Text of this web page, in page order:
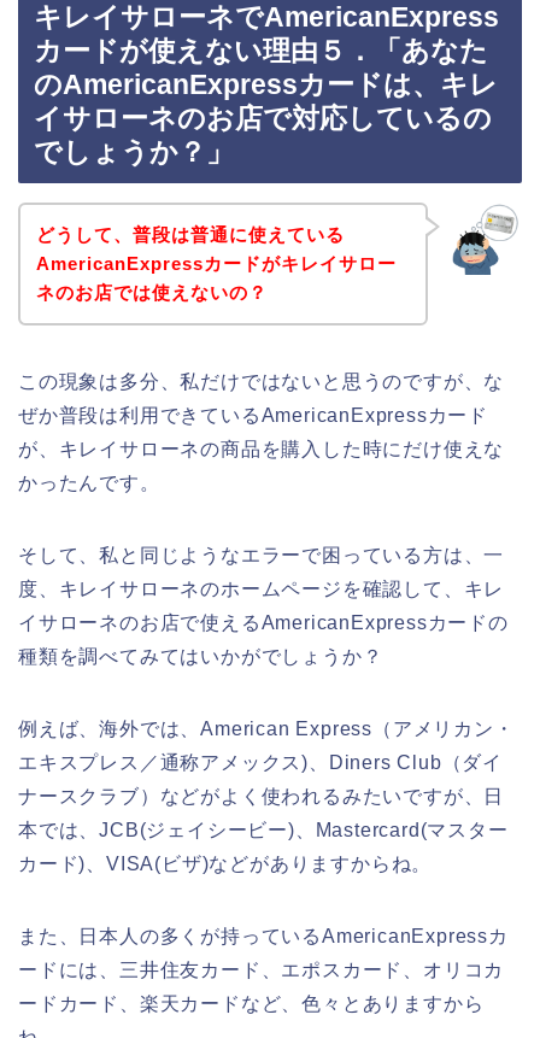
キレイサローネでAmericanExpress
カードが使えない理由５．「あなた
のAmericanExpressカードは、キレ
イサローネのお店で対応しているの
でしょうか？」
どうして、普段は普通に使えている
AmericanExpressカードがキレイサロー
ネのお店では使えないの？
この現象は多分、私だけではないと思うのですが、な
ぜか普段は利用できているAmericanExpressカード
が、キレイサローネの商品を購入した時にだけ使えな
かったんです。
そして、私と同じようなエラーで困っている方は、一
度、キレイサローネのホームページを確認して、キレ
イサローネのお店で使えるAmericanExpressカードの
種類を調べてみてはいかがでしょうか？
例えば、海外では、American Express（アメリカン・
エキスプレス／通称アメックス)、Diners Club（ダイ
ナースクラブ）などがよく使われるみたいですが、日
本では、JCB(ジェイシービー)、Mastercard(マスター
カード)、VISA(ビザ)などがありますからね。
また、日本人の多くが持っているAmericanExpressカ
ードには、三井住友カード、エポスカード、オリコカ
ードカード、楽天カードなど、色々とありますから